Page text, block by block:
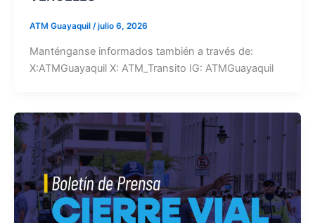
ATM Guayaquil /julio 6, 2026
Manténganse informados también a través de:
X:ATMGuayaquil X: ATM_Transito IG: ATMGuayaquil